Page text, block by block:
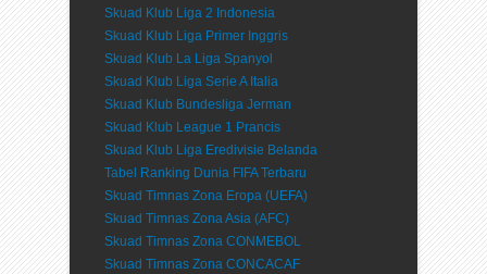
Skuad Klub Liga 2 Indonesia
Skuad Klub Liga Primer Inggris
Skuad Klub La Liga Spanyol
Skuad Klub Liga Serie A Italia
Skuad Klub Bundesliga Jerman
Skuad Klub League 1 Prancis
Skuad Klub Liga Eredivisie Belanda
Tabel Ranking Dunia FIFA Terbaru
Skuad Timnas Zona Eropa (UEFA)
Skuad Timnas Zona Asia (AFC)
Skuad Timnas Zona CONMEBOL
Skuad Timnas Zona CONCACAF